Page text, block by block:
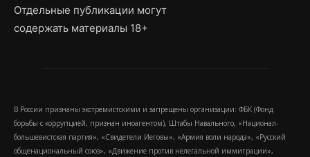
Отдельные публикации могут
содержать материалы 18+
В России признаны экстремистскими и запрещены организации: ФБК (Фонд
борьбы с коррупцией, признан иноагентом), Штабы Навального, «Национал-
большевистская партия», «Свидетели Иеговы», «Армия воли народа», «Русский
общенациональный союз», «Движение против нелегальной иммиграции»,